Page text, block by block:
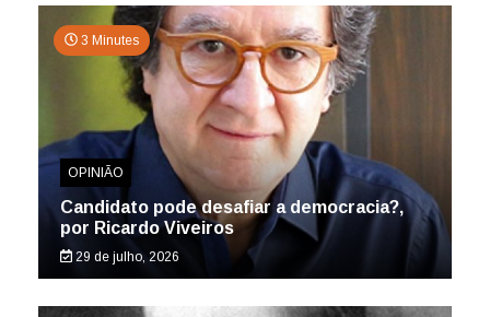
3 Minutes
OPINIÃO
Candidato pode desafiar a democracia?,
por Ricardo Viveiros
29 de julho, 2026